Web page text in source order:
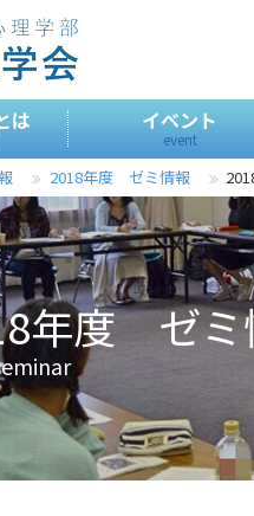
は イベント
event
2018年度 ゼミ情報
年度 ゼミ